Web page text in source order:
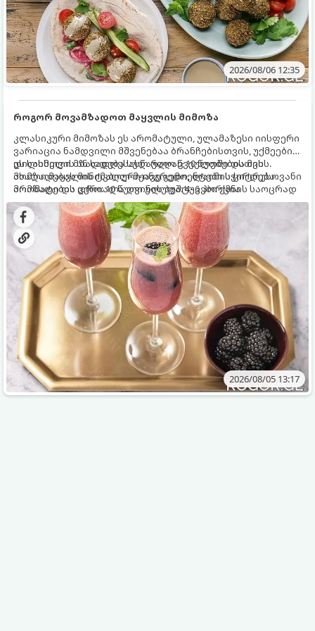
2026/08/06 12:35
როგორ მოვამზადოთ მაყვლის მიმოზა
კლასიკური მიმოზას ეს არომატული, ულამაზესი იისფერი
ვარიაცია ნამდვილი მშვენებაა ბრანჩებისთვის, უქმეების
დილისთვის ან სადღესასწაულო წვეულებებისთვის.
ახალი მაყვლის ტკბილ-მჟავე გემო, ლაიმის ციტრუსოვანი
არომატი და ცქრიალა ღვინის ბუშტუკები ქმნის საოცრად
დახვეწილ და მაგრილებელ კოქტეილს.
ეს სასმელი მზადდება სულ რაღაც 10 წუთში და მის
მომზადებას მინიმალური ინგრედიენტები სჭირდება.
მომზადების დრო: 10 წუთი ულუფა: 4–6 პორცია
2026/08/05 13:17